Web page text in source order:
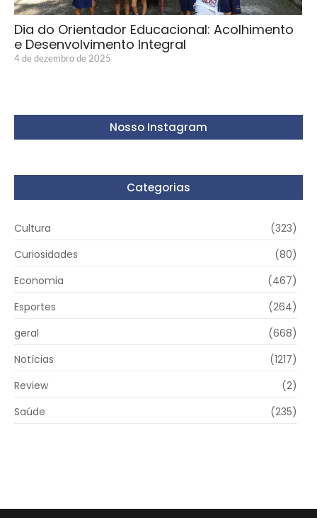
Dia do Orientador Educacional: Acolhimento
e Desenvolvimento Integral
4 de dezembro de 2025
Nosso Instagram
Categorias
Cultura
(323)
Curiosidades
(80)
Economia
(467)
Esportes
(264)
geral
(668)
Notícias
(1217)
Review
(2)
Saúde
(235)